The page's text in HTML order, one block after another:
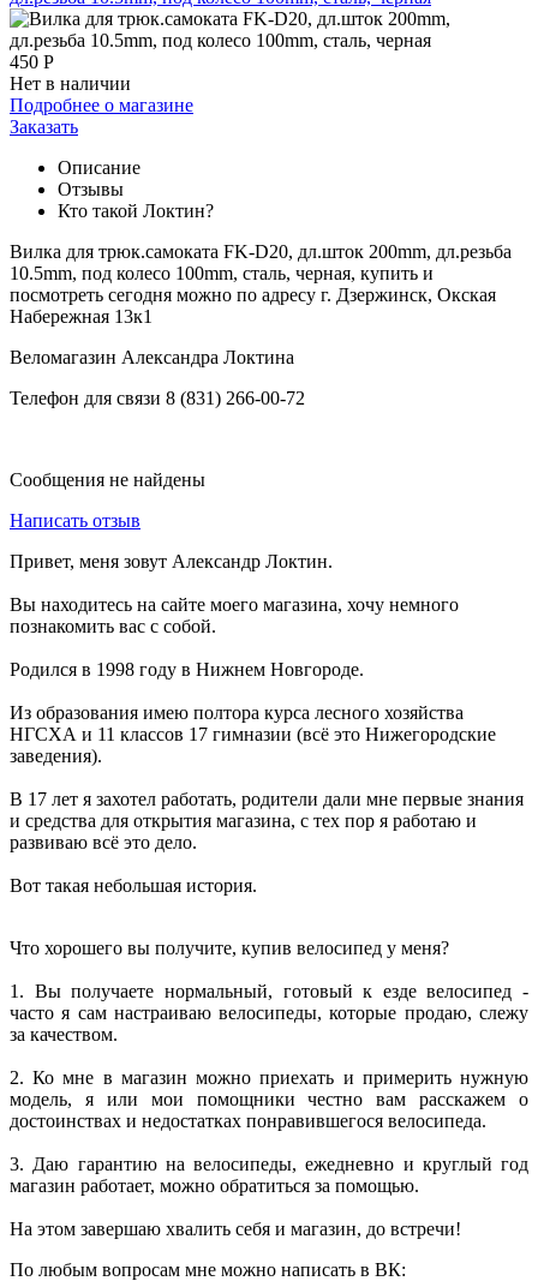
450 Р
Нет в наличии
Подробнее о магазине
Заказать
Описание
Отзывы
Кто такой Локтин?
Вилка для трюк.самоката FK-D20, дл.шток 200mm, дл.резьба
10.5mm, под колесо 100mm, сталь, черная, купить и
посмотреть сегодня можно по адресу г. Дзержинск, Окская
Набережная 13к1
Веломагазин Александра Локтина
Телефон для связи 8 (831) 266-00-72
Сообщения не найдены
Написать отзыв
Привет, меня зовут Александр Локтин.
Вы находитесь на сайте моего магазина, хочу немного
познакомить вас с собой.
Родился в 1998 году в Нижнем Новгороде.
Из образования имею полтора курса лесного хозяйства
НГСХА и 11 классов 17 гимназии (всё это Нижегородские
заведения).
В 17 лет я захотел работать, родители дали мне первые знания
и средства для открытия магазина, с тех пор я работаю и
развиваю всё это дело.
Вот такая небольшая история.
Что хорошего вы получите, купив велосипед у меня?
1. Вы получаете нормальный, готовый к езде велосипед -
часто я сам настраиваю велосипеды, которые продаю, слежу
за качеством.
2. Ко мне в магазин можно приехать и примерить нужную
модель, я или мои помощники честно вам расскажем о
достоинствах и недостатках понравившегося велосипеда.
3. Даю гарантию на велосипеды, ежедневно и круглый год
магазин работает, можно обратиться за помощью.
На этом завершаю хвалить себя и магазин, до встречи!
По любым вопросам мне можно написать в ВК: